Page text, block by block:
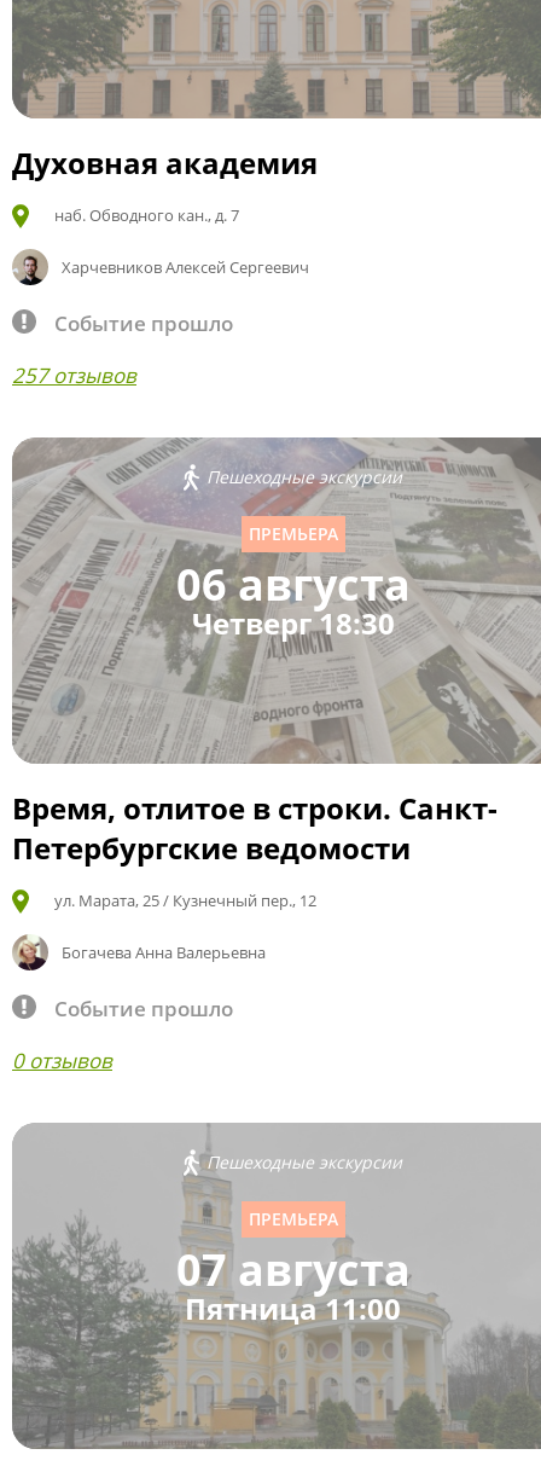
Духовная академия
наб. Обводного кан., д. 7
Харчевников Алексей Сергеевич
Событие прошло
257 отзывов
Пешеходные экскурсии
ПРЕМЬЕРА
06 августа
Четверг 18:30
Время, отлитое в строки. Санкт-
Петербургские ведомости
ул. Марата, 25 / Кузнечный пер., 12
Богачева Анна Валерьевна
Событие прошло
0 отзывов
Пешеходные экскурсии
ПРЕМЬЕРА
07 августа
Пятница 11:00